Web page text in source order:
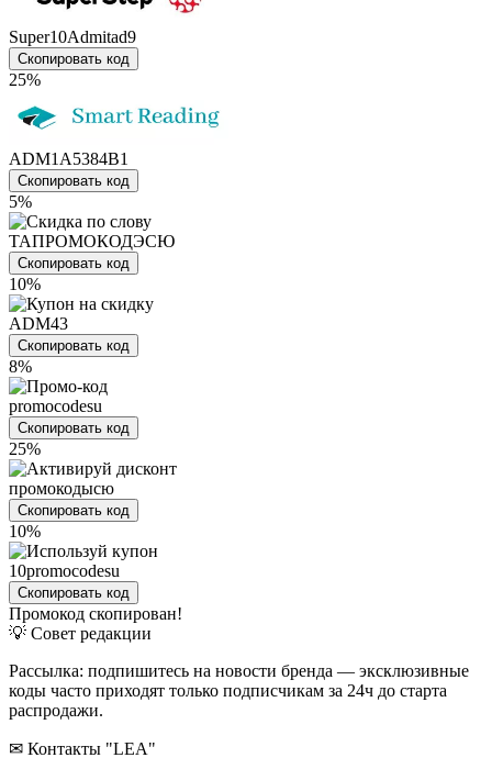
Super10Admitad9
Скопировать код
25%
ADM1A5384B1
Скопировать код
5%
ТАПРОМОКОДЭСЮ
Скопировать код
10%
ADM43
Скопировать код
8%
promocodesu
Скопировать код
25%
промокодысю
Скопировать код
10%
10promocodesu
Скопировать код
Промокод скопирован!
💡 Совет редакции
Рассылка: подпишитесь на новости бренда — эксклюзивные
коды часто приходят только подписчикам за 24ч до старта
распродажи.
✉ Контакты "LEA"